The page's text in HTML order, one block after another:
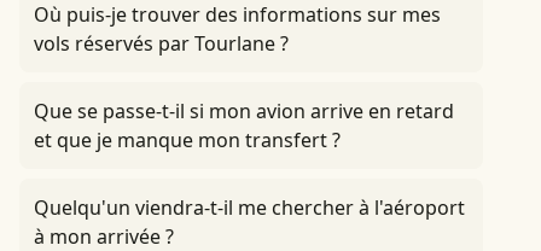
Où puis-je trouver des informations sur mes
vols réservés par Tourlane ?
Que se passe-t-il si mon avion arrive en retard
et que je manque mon transfert ?
Quelqu'un viendra-t-il me chercher à l'aéroport
à mon arrivée ?